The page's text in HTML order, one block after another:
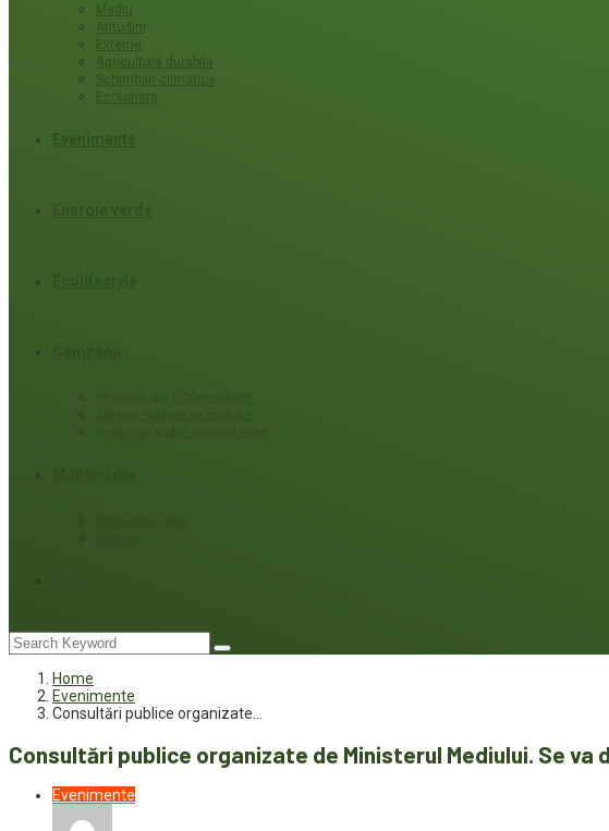
Mediu
Atitudini
Externe
Agricultura durabila
Schimbari climatice
Ecoturism
Home
Evenimente
Consultări publice organizate…
Consultări publice organizate de Ministerul Mediului. Se
Evenimente